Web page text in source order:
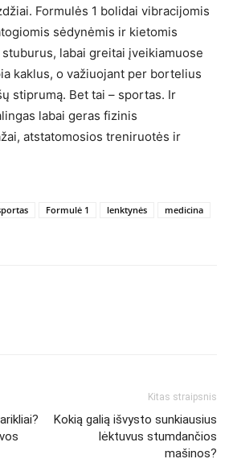
Formulės 1 bolidai vibracijomis
sėdynėmis ir kietomis
labai greitai įveikiamuose
kaklus, o važiuojant per bortelius
stiprumą. Bet tai – sportas. Ir
labai geras fizinis
atstatomosios treniruotės ir
Formulė 1 lenktynės
medicina
Kitas straipsnis
Kokią galią išvysto sunkiausius
lėktuvus stumdančios
mašinos?